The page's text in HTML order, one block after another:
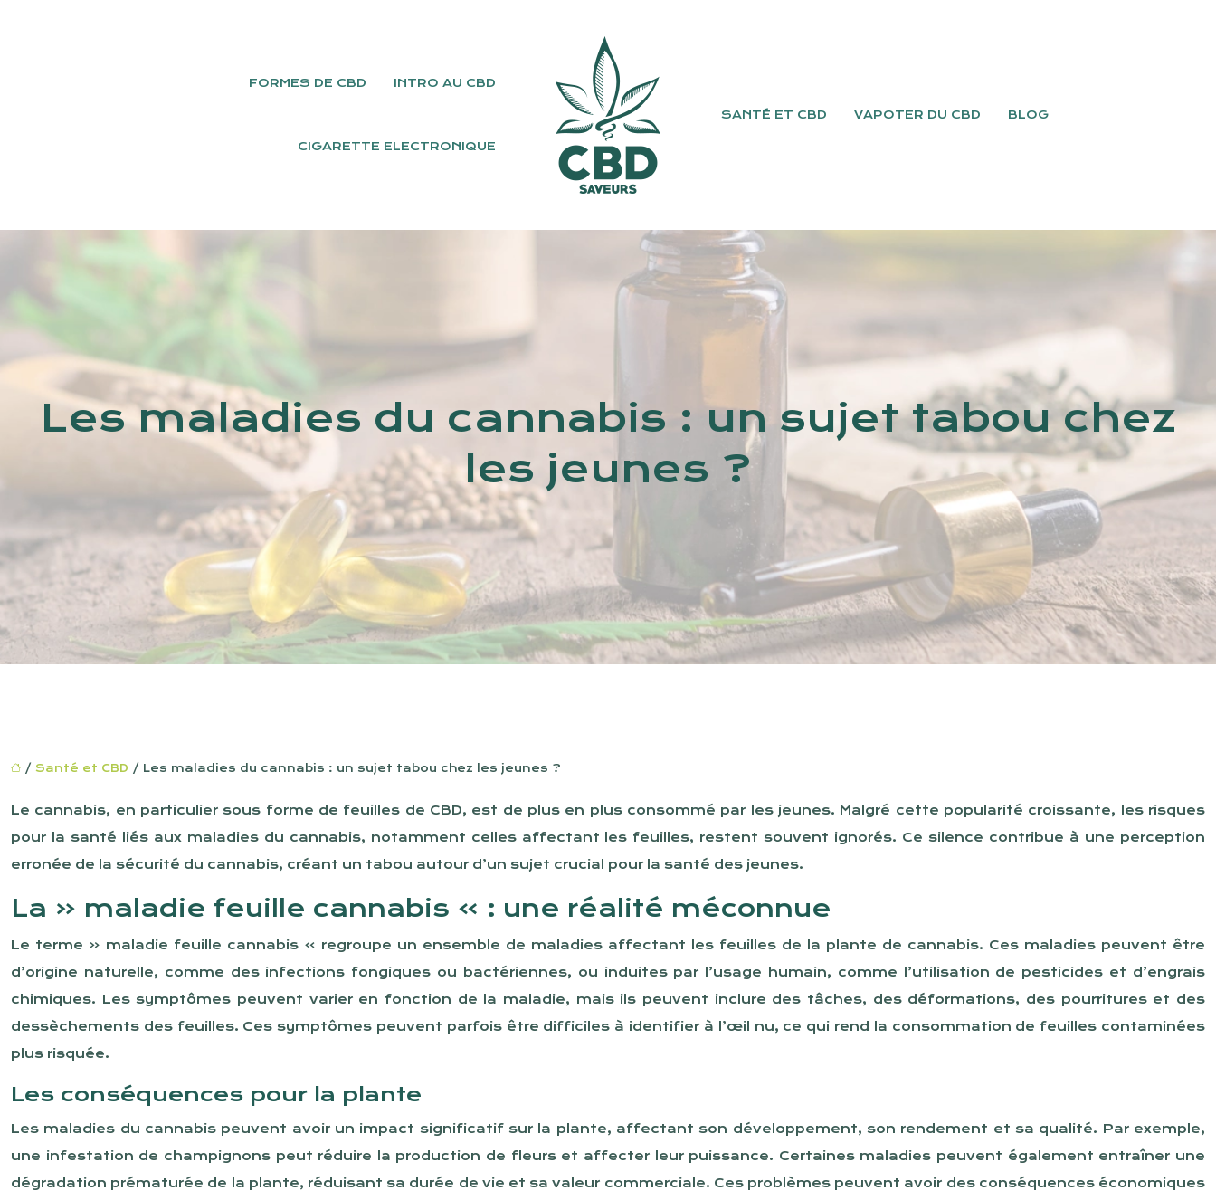
INTRO AU CBD
FORMES DE CBD
CIGARETTE ELECTRONIQUE
SANTÉ ET CBD VAPOTER DU CBD BLOG
Les maladies du cannabis : un sujet tabou chez
les jeunes ?
/ Santé et CBD / Les maladies du cannabis : un sujet tabou chez les jeunes ?
Le cannabis, en particulier sous forme de feuilles de CBD, est de plus en plus consommé par les jeunes. Malgré cette popularité croissante, les risques
pour la santé liés aux maladies du cannabis, notamment celles affectant les feuilles, restent souvent ignorés. Ce silence contribue à une perception
erronée de la sécurité du cannabis, créant un tabou autour d’un sujet crucial pour la santé des jeunes.
La « maladie feuille cannabis » : une réalité méconnue
Le terme « maladie feuille cannabis » regroupe un ensemble de maladies affectant les feuilles de la plante de cannabis. Ces maladies peuvent être
d’origine naturelle, comme des infections fongiques ou bactériennes, ou induites par l’usage humain, comme l’utilisation de pesticides et d’engrais
chimiques. Les symptômes peuvent varier en fonction de la maladie, mais ils peuvent inclure des tâches, des déformations, des pourritures et des
dessèchements des feuilles. Ces symptômes peuvent parfois être difficiles à identifier à l’œil nu, ce qui rend la consommation de feuilles contaminées
plus risquée.
Les conséquences pour la plante
Les maladies du cannabis peuvent avoir un impact significatif sur la plante, affectant son développement, son rendement et sa qualité. Par exemple,
une infestation de champignons peut réduire la production de fleurs et affecter leur puissance. Certaines maladies peuvent également entraîner une
dégradation prématurée de la plante, réduisant sa durée de vie et sa valeur commerciale. Ces problèmes peuvent avoir des conséquences économiques